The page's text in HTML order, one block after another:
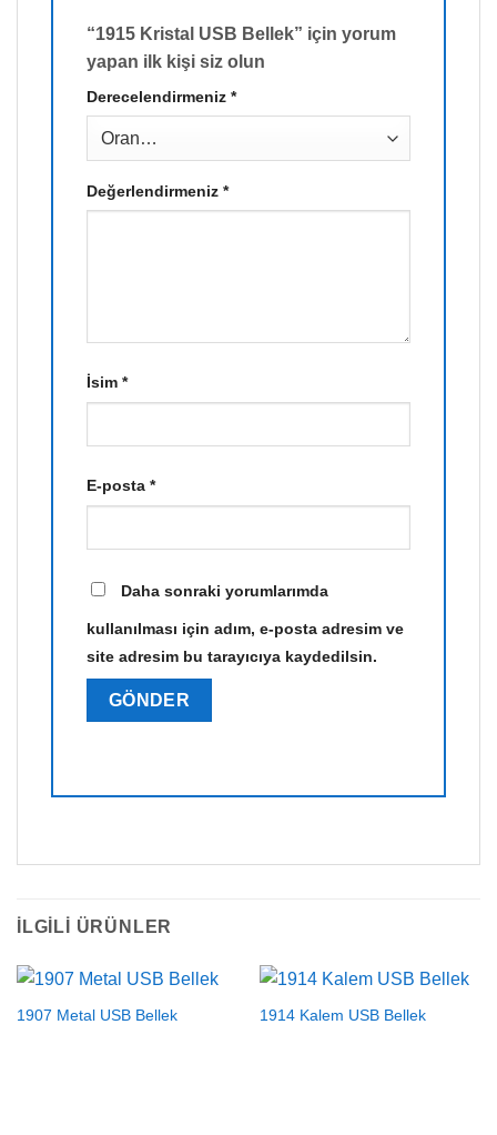
“1915 Kristal USB Bellek” için yorum
yapan ilk kişi siz olun
Derecelendirmeniz *
Değerlendirmeniz *
İsim *
E-posta *
Daha sonraki yorumlarımda
kullanılması için adım, e-posta adresim ve
site adresim bu tarayıcıya kaydedilsin.
İLGILI ÜRÜNLER
1907 Metal USB Bellek 1914 Kalem USB Bellek